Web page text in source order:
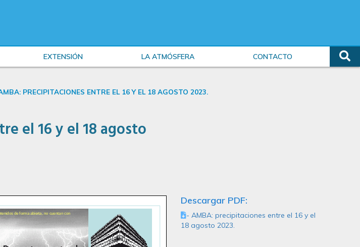
EXTENSIÓN LA ATMÓSFERA CONTACTO
PRECIPITACIONES ENTRE EL 16 Y EL 18 AGOSTO 2023.
el 16 y el 18 agosto
Descargar PDF:
- AMBA: precipitaciones entre el 16 y el
18 agosto 2023.